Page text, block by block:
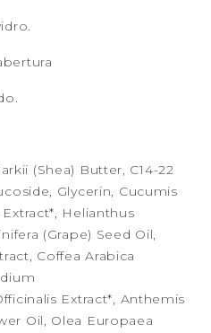
(Shea) Butter, C14-22
Glycerin, Cucumis
Helianthus
(Grape) Seed Oil,
Coffea Arabica
Extract*, Anthemis
Oil, Olea Europaea